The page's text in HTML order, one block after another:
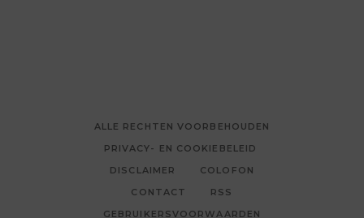
ALLE RECHTEN VOORBEHOUDEN
PRIVACY- EN COOKIEBELEID
DISCLAIMER
COLOFON
CONTACT
RSS
GEBRUIKERSVOORWAARDEN